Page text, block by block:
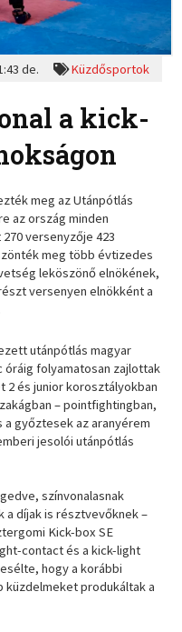
de. Küzdősportok
a kick-
meg az Utánpótlás
az ország minden
versenyzője 423
meg több évtizedes
leköszönő elnökének,
versenyen elnökként a
utánpótlás magyar
folyamatosan zajlottak
2 és junior korosztályokban
– pointfightingban,
győztesek az aranyérem
jesolói utánpótlás
színvonalasnak
díjak is résztvevőknek –
Kick-box SE
contact és a kick-light
hogy a korábbi
produkáltak a